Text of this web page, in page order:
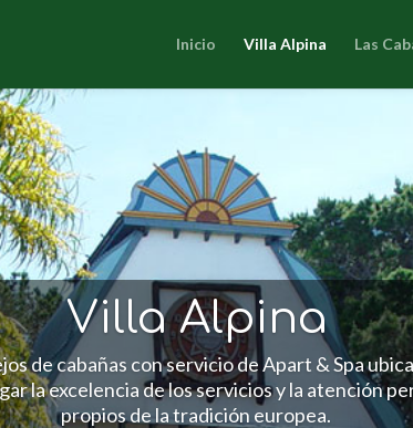
Inicio Villa Alpina Las
Villa Alpina
de cabañas con servicio de Apart & Spa
la excelencia de los servicios y la atención
propios de la tradición europea.